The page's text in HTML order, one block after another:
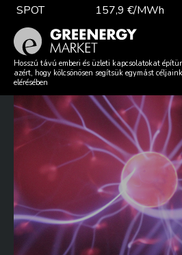
Skip
content
SPOT 157,9 €/MWh
TTF DA 56,1 €/MWh
EUA 81,9 €/t
26
EUR árfolyam 363,03
Hosszú távú emberi és üzleti kapcsolatokat
azért, hogy kölcsönösen segítsük egymást céljaink
elérésében
ÁTTÖRÉS A
KUTATÁSÁBAN